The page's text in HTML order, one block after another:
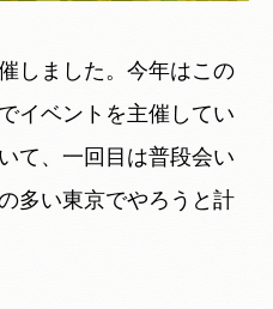
しました。今年はこの
イベントを主催してい
て、一回目は普段会い
多い東京でやろうと計